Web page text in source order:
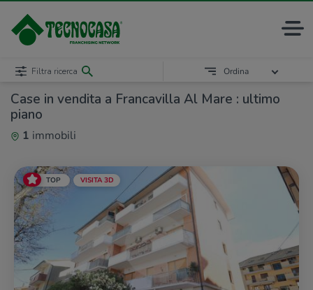
Case in vendita a Francavilla Al Mare : ultimo
piano
1 immobili
Filtra ricerca Ordina
TOP VISITA 3D